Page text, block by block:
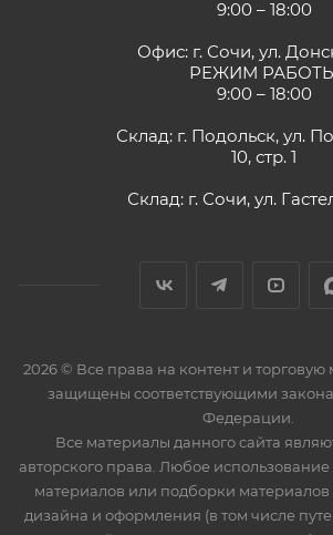
9:00 – 18:00
Офис: г. Сочи, ул.
РЕЖИМ
9:00 – 18:00
Склад: г. Подольск, ул.
10, стр. 1
Склад: г. Сочи, ул.
2026 © Все права на контент и торговую
защищены соответствующими
Федерации.
Все материалы данного сайта
авторского права. Любое
материалов или подборки материалов
дизайна и оформления (в том числе